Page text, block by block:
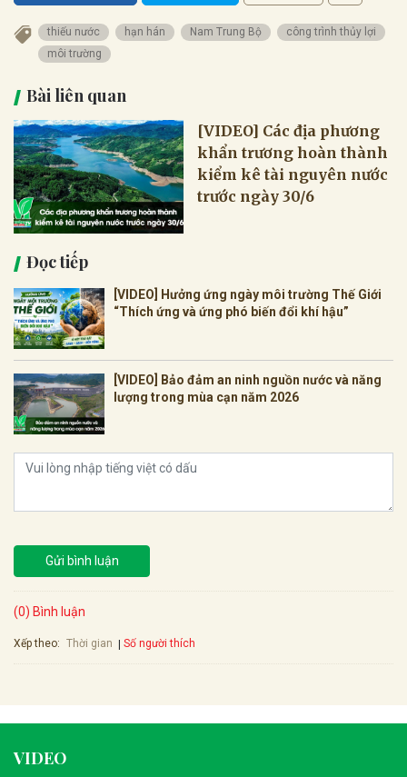
thiếu nước hạn hán Nam Trung Bộ
công trình thủy lợi
môi trường
Bài liên quan
[VIDEO] Các địa phương
khẩn trương hoàn thành
kiểm kê tài nguyên nước
trước ngày 30/6
Đọc tiếp
[VIDEO] Hưởng ứng ngày môi trường Thế Giới
“Thích ứng và ứng phó biến đổi khí hậu”
[VIDEO] Bảo đảm an ninh nguồn nước và năng
lượng trong mùa cạn năm 2026
Gửi bình luận
(0) Bình luận
Xếp theo: Thời gian Số người thích
VIDEO